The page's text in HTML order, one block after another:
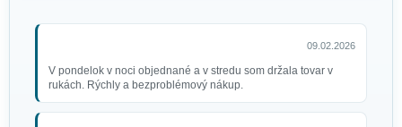
09.02.2026
V pondelok v noci objednané a v stredu som držala tovar v
rukách. Rýchly a bezproblémový nákup.